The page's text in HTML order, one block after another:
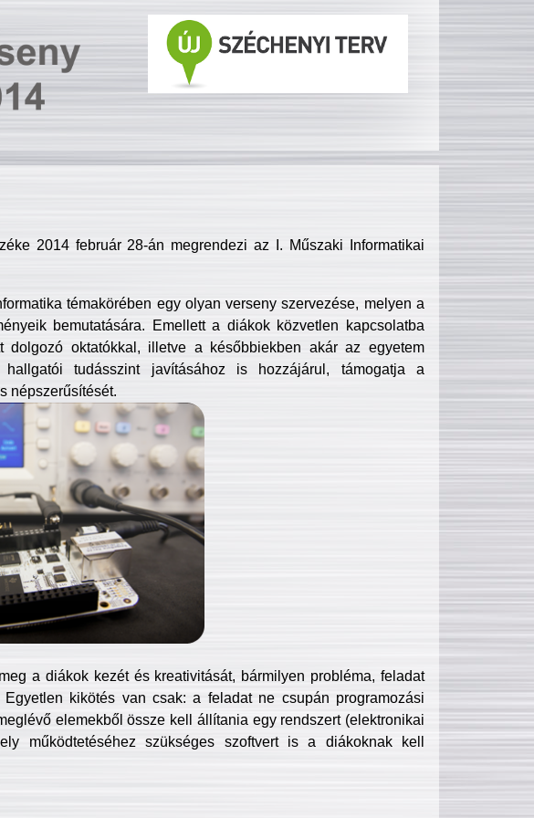
2014 február 28-án megrendezi az I. Műszaki Informatikai
témakörében egy olyan verseny szervezése, melyen a
bemutatására. Emellett a diákok közvetlen kapcsolatba
dolgozó oktatókkal, illetve a későbbiekben akár az egyetem
tudásszint javításához is hozzájárul, támogatja a
népszerűsítését.
a diákok kezét és kreativitását, bármilyen probléma, feladat
kikötés van csak: a feladat ne csupán programozási
elemekből össze kell állítania egy rendszert (elektronikai
működtetéséhez szükséges szoftvert is a diákoknak kell